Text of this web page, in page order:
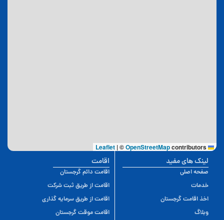
Leaflet
|©OpenStreetMapcontributors
اقامت
اقامت دائم گرجستان
اقامت از طریق ثبت شرکت
اقامت از طریق سرمایه گذاری
اقامت موقت گرجستان
لینک های مفید
صفحه اصلی
خدمات
اخذ اقامت گرجستان
وبلاگ